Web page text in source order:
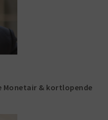
Monetair & kortlopende